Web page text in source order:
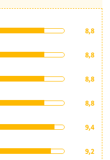
8,8
8,8
8,8
8,8
9,4
9,2